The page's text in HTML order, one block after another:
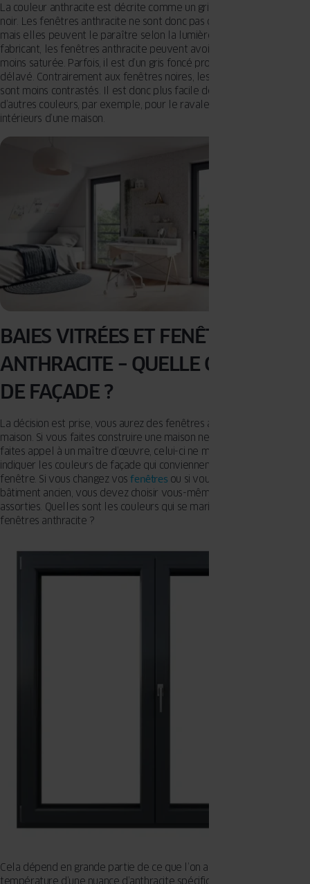
La couleur anthracite est décrite comme un gris très foncé, presque
noir. Les fenêtres anthracite ne sont donc pas complètement noires,
mais elles peuvent le paraître selon la lumière. En fonction du
fabricant, les fenêtres anthracite peuvent avoir une couleur plus ou
moins saturée. Parfois, il est d’un gris foncé profond, parfois d’un noir
délavé. Contrairement aux fenêtres noires, les modèles anthracite
sont moins contrastés. Il est donc plus facile de les combiner avec
d’autres couleurs, par exemple, pour le ravalement ou les murs
intérieurs d’une maison.
BAIES VITRÉES ET FENÊTRES
ANTHRACITE – QUELLE COULEUR
DE FAÇADE ?
La décision est prise, vous aurez des fenêtres anthracite dans votre
maison. Si vous faites construire une maison neuve, et que vous
faites appel à un maître d’œuvre, celui-ci ne manquera pas de vous
indiquer les couleurs de façade qui conviennent à cette couleur de
fenêtre. Si vous changez vosfenêtres ou si vous faites l’isolation d’un
bâtiment ancien, vous devez choisir vous-même les couleurs
assorties. Quelles sont les couleurs qui se marient bien avec des
fenêtres anthracite ?
Cela dépend en grande partie de ce que l’on appelle la
température d’une nuance d’anthracite spécifique. Si l’on considère